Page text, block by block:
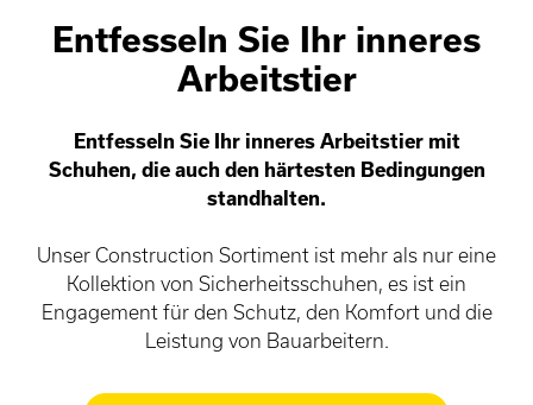
Entfesseln Sie Ihr inneres
Arbeitstier
Entfesseln Sie Ihr inneres Arbeitstier mit
Schuhen, die auch den härtesten Bedingungen
standhalten.
Unser Construction Sortiment ist mehr als nur eine
Kollektion von Sicherheitsschuhen, es ist ein
Engagement für den Schutz, den Komfort und die
Leistung von Bauarbeitern.